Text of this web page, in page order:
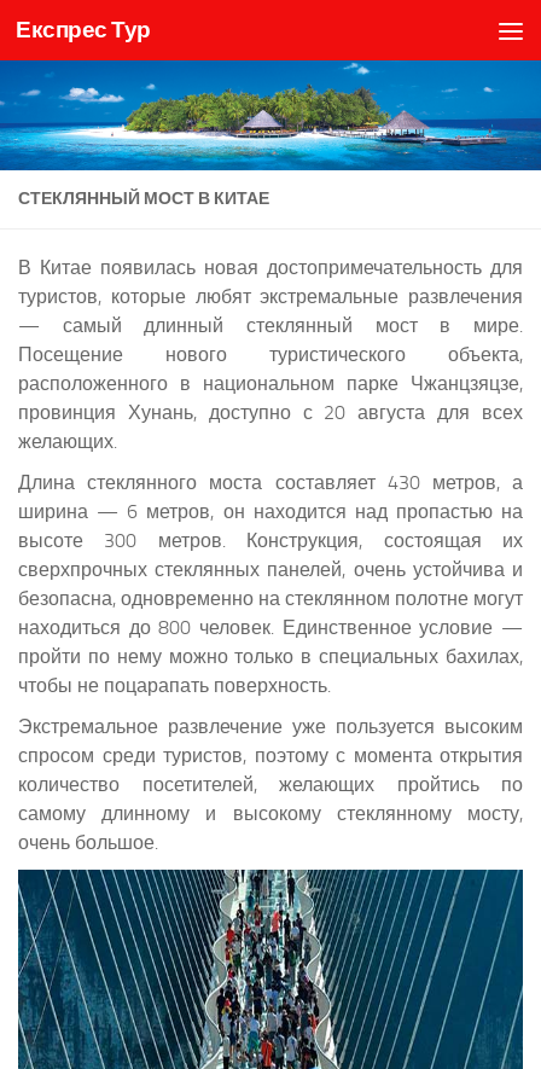
Skip to content
Експрес Тур
СТЕКЛЯННЫЙ МОСТ В КИТАЕ
В Китае появилась новая достопримечательность для
туристов, которые любят экстремальные развлечения
— самый длинный стеклянный мост в мире.
Посещение нового туристического объекта,
расположенного в национальном парке Чжанцзяцзе,
провинция Хунань, доступно с 20 августа для всех
желающих.
Длина стеклянного моста составляет 430 метров, а
ширина — 6 метров, он находится над пропастью на
высоте 300 метров. Конструкция, состоящая их
сверхпрочных стеклянных панелей, очень устойчива и
безопасна, одновременно на стеклянном полотне могут
находиться до 800 человек. Единственное условие —
пройти по нему можно только в специальных бахилах,
чтобы не поцарапать поверхность.
Экстремальное развлечение уже пользуется высоким
спросом среди туристов, поэтому с момента открытия
количество посетителей, желающих пройтись по
самому длинному и высокому стеклянному мосту,
очень большое.